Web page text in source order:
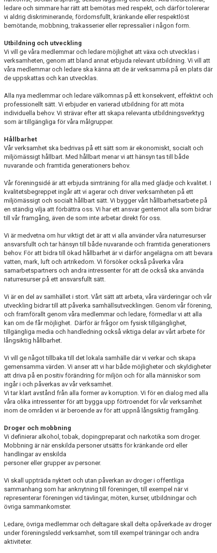
ledare och simmare har rätt att bemötas med respekt, och därför tolererar
vi aldrig diskriminerande, fördomsfullt, kränkande eller respektlöst
bemötande, mobbning, trakasserier eller repressalier i någon form.
Utbildning och utveckling
Vi vill ge våra medlemmar och ledare möjlighet att växa och utvecklas i
verksamheten, genom att bland annat erbjuda relevant utbildning. Vi vill att
våra medlemmar och ledare ska känna att de är verksamma på en plats där
de uppskattas och kan utvecklas.
Alla nya medlemmar och ledare välkomnas på ett konsekvent, effektivt och
professionellt sätt. Vi erbjuder en varierad utbildning för att möta
individuella behov. Vi strävar efter att skapa relevanta utbildningsverktyg
som är tillgängliga för våra målgrupper.
Hållbarhet
Vår verksamhet ska bedrivas på ett sätt som är ekonomiskt, socialt och
miljömässigt hållbart. Med hållbart menar vi att hänsyn tas till både
nuvarande och framtida generationers behov.
Vår föreningsidé är att erbjuda simträning för alla med glädje och kvalitet. I
kvalitetsbegreppet ingår att vi agerar och driver verksamheten på ett
miljömässigt och socialt hållbart sätt. Vi bygger vårt hållbarhetsarbete på
en ständig vilja att förbättra oss. Vi har ett ansvar gentemot alla som bidrar
till vår framgång, även de som inte arbetar direkt för oss.
Vi är medvetna om hur viktigt det är att vi alla använder våra naturresurser
ansvarsfullt och tar hänsyn till både nuvarande och framtida generationers
behov. För att bidra till ökad hållbarhet är vi därför angelägna om att bevara
vatten, mark, luft och artrikedom. Vi försöker också påverka våra
samarbetspartners och andra intressenter för att de också ska använda
naturresurser på ett ansvarsfullt sätt.
Vi är en del av samhället i stort. Vårt sätt att arbeta, våra värderingar och vår
utveckling bidrar till att påverka samhällsutvecklingen. Genom vår förening,
och framförallt genom våra medlemmar och ledare, förmedlar vi att alla
kan om de får möjlighet. Därför är frågor om fysisk tillgänglighet,
tillgängliga media och handledning också viktiga delar av vårt arbete för
långsiktig hållbarhet.
Vi vill ge något tillbaka till det lokala samhälle där vi verkar och skapa
gemensamma värden. Vi anser att vi har både möjligheter och skyldigheter
att driva på en positiv förändring för miljön och för alla människor som
ingår i och påverkas av vår verksamhet.
Vi tar klart avstånd från alla former av korruption. Vi för en dialog med alla
våra olika intressenter för att bygga upp förtroendet för vår verksamhet
inom de områden vi är beroende av för att uppnå långsiktig framgång.
Droger och mobbning
Vi definierar alkohol, tobak, dopingpreparat och narkotika som droger.
Mobbning är när enskilda personer utsätts för kränkande ord eller
handlingar av enskilda
personer eller grupper av personer.
Vi skall uppträda nyktert och utan påverkan av droger i offentliga
sammanhang som har anknytning till föreningen, till exempel när vi
representerar föreningen vid tävlingar, möten, kurser, utbildningar och
övriga sammankomster.
Ledare, övriga medlemmar och deltagare skall delta opåverkade av droger
under föreningsledd verksamhet, som till exempel träningar och andra
aktiviteter.